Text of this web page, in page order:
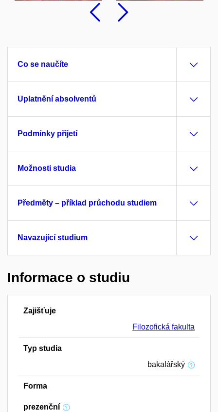
Předchozí
Co se naučíte
Uplatnění absolventů
Podmínky přijetí
Možnosti studia
Předměty – příklad průchodu studiem
Navazující studium
Informace o studiu
Zajišťuje
Filozofická fakulta
Typ studia
bakalářský
Forma
prezenční